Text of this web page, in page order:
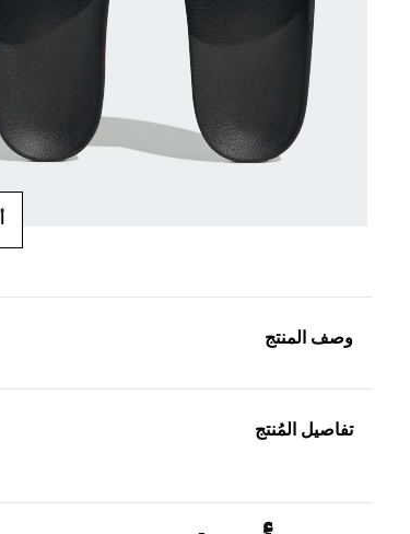
وصف المنتج
تفاصيل المُنتج